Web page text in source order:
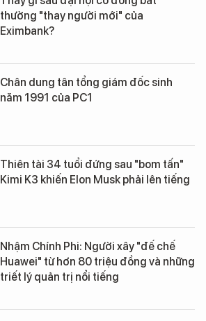
thường "thay người mới" của
Eximbank?
Chân dung tân tổng giám đốc sinh
năm 1991 của PC1
Thiên tài 34 tuổi đứng sau "bom tấn"
Kimi K3 khiến Elon Musk phải lên tiếng
Nhậm Chính Phi: Người xây "đế chế
Huawei" từ hơn 80 triệu đồng và những
triết lý quản trị nổi tiếng